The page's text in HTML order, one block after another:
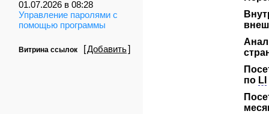
01.07.2026 в 08:28
Управление паролями с
помощью программы
Витрина ссылок [Добавить]
по LI